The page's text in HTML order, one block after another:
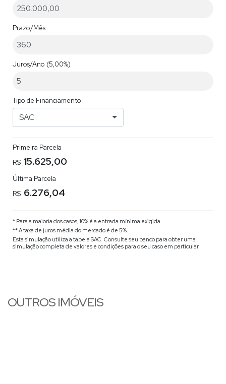
Prazo/Mês
Juros/Ano (5,00%)
Tipo de Financiamento
SAC
Primeira Parcela
R$ 15.625,00
Última Parcela
R$ 6.276,04
* Para a maioria dos casos, 10% é a entrada mínima exigida.
** A taxa de juros média do mercado é de 5%.
Esta simulação utiliza a tabela SAC. Consulte seu banco para obter uma
simulação completa de valores e condições para o seu caso em particular.
OUTROS IMÓVEIS